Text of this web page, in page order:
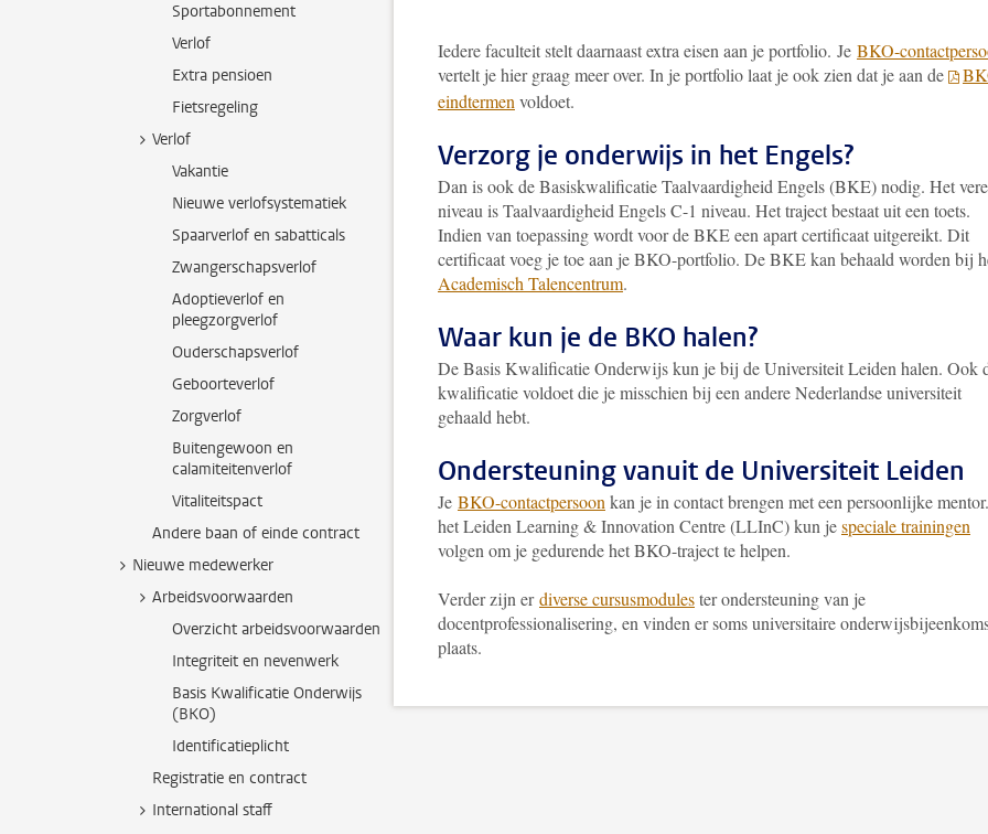
Sportabonnement
Verlof
Extra pensioen
Fietsregeling
Verlof
Vakantie
Nieuwe verlofsystematiek
Spaarverlof en sabatticals
Zwangerschapsverlof
Adoptieverlof en
pleegzorgverlof
Ouderschapsverlof
Geboorteverlof
Zorgverlof
Buitengewoon en
calamiteitenverlof
Vitaliteitspact
Andere baan of einde contract
Nieuwe medewerker
Arbeidsvoorwaarden
Overzicht arbeidsvoorwaarden
Integriteit en nevenwerk
Basis Kwalificatie Onderwijs
(BKO)
Identificatieplicht
Registratie en contract
International staff
Iedere faculteit stelt daarnaast extra eisen aan je portfolio. Je BKO-
vertelt je hier graag meer over. In je portfolio laat je ook zien dat je aan de
eindtermen voldoet.
Verzorg je onderwijs in het Engels?
Dan is ook de Basiskwalificatie Taalvaardigheid Engels (BKE) nodig. Het
niveau is Taalvaardigheid Engels C-1 niveau. Het traject bestaat uit een toets.
Indien van toepassing wordt voor de BKE een apart certificaat uitgereikt. Dit
certificaat voeg je toe aan je BKO-portfolio. De BKE kan behaald worden bij
Academisch Talencentrum.
Waar kun je de BKO halen?
De Basis Kwalificatie Onderwijs kun je bij de Universiteit Leiden halen. Ook
kwalificatie voldoet die je misschien bij een andere Nederlandse universiteit
gehaald hebt.
Ondersteuning vanuit de Universiteit Leiden
Je BKO-contactpersoon kan je in contact brengen met een persoonlijke
het Leiden Learning & Innovation Centre (LLInC) kun jespeciale trainingen
volgen om je gedurende het BKO-traject te helpen.
Verder zijn erdiverse cursusmodulester ondersteuning van je
docentprofessionalisering, en vinden er soms universitaire
plaats.